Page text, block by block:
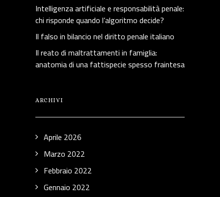
Intelligenza artificiale e responsabilità penale:
chi risponde quando l’algoritmo decide?
Il falso in bilancio nel diritto penale italiano
Il reato di maltrattamenti in famiglia:
anatomia di una fattispecie spesso fraintesa
ARCHIVI
Aprile 2026
Marzo 2022
Febbraio 2022
Gennaio 2022